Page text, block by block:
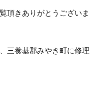
頂きありがとうございま
三養基郡みやき町に修理